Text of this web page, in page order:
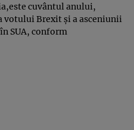
cuvântul anului,
votului Brexit şi a asceniunii
SUA, conform